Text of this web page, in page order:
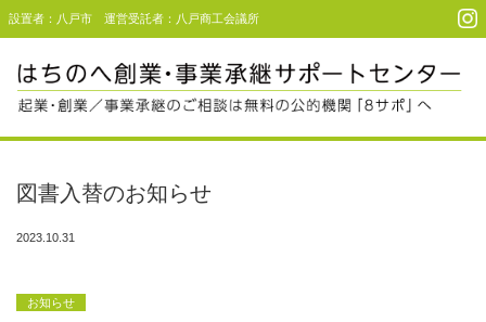
設置者：八戸市 運営受託者：八戸商工会議所
図書入替のお知らせ
2023.10.31
お知らせ
起業・創業支援
事業承継支援
セミナー＆イベント